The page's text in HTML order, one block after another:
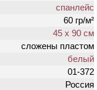
спанлейс
60 гр/м²
45 х 90 см
сложены пластом
белый
01-372
Россия